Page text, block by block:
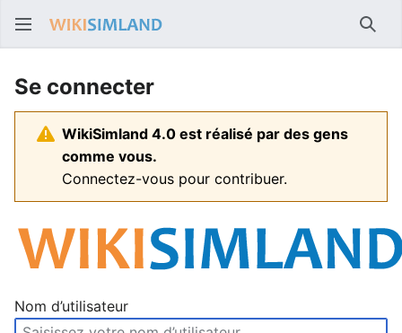
Se connecter
WikiSimland 4.0 est réalisé par des gens
comme vous.
Connectez-vous pour contribuer.
Nom d’utilisateur